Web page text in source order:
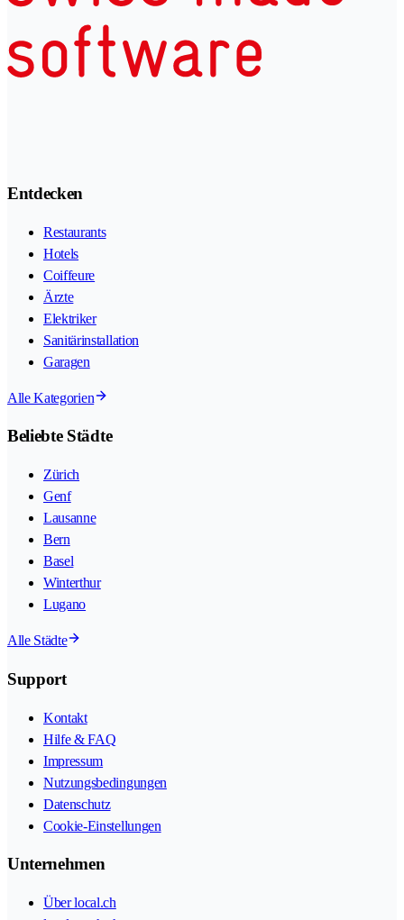
Entdecken
Restaurants
Hotels
Coiffeure
Ärzte
Elektriker
Sanitärinstallation
Garagen
Alle Kategorien
Beliebte Städte
Zürich
Genf
Lausanne
Bern
Basel
Winterthur
Lugano
Alle Städte
Support
Kontakt
Hilfe & FAQ
Impressum
Nutzungsbedingungen
Datenschutz
Cookie-Einstellungen
Unternehmen
Über local.ch